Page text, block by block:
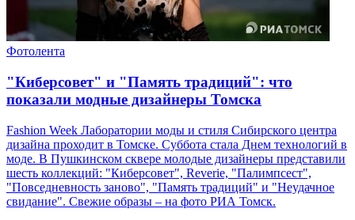
Фотолента
"Киберсовет" и "Память традиций": что
показали модные дизайнеры Томска
Fashion Week Лаборатории моды и стиля Сибирского центра
дизайна проходит в Томске. Суббота стала Днем технологий в
моде. В Пушкинском сквере молодые дизайнеры представили
шесть коллекций: "Киберсовет", Reverie, "Палимпсест",
"Повседневность заново", "Память традиций" и "Неудачное
свидание". Свежие образы – на фото РИА Томск.